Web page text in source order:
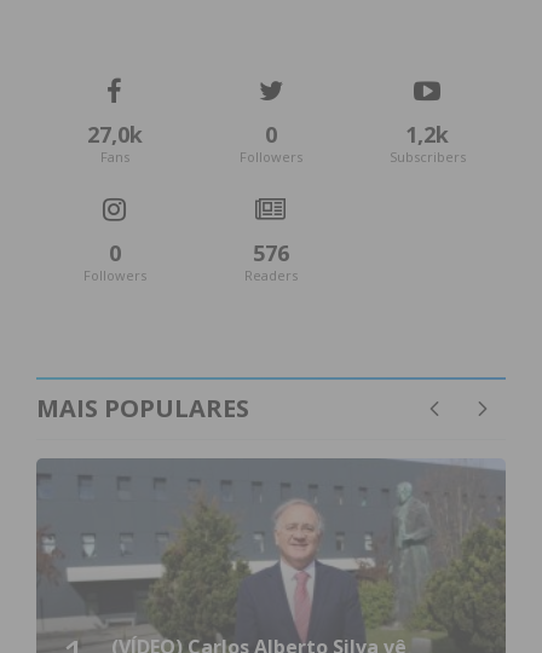
27,0k
Fans
0
Followers
1,2k
Subscribers
0
Followers
576
Readers
MAIS POPULARES
(VÍDEO) Carlos Alberto Silva vê